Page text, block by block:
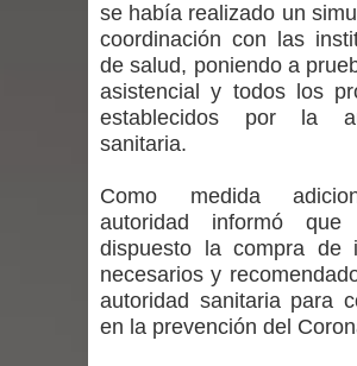
ministra de Salud por
Linares: “No dará la cara”
Seremi de Desarrollo
mantiene despliegue para
niños y adolescentes
emergencia.
Del anime al K-pop:
se había realizado un
coordinación con las
de salud, poniendo a
asistencial y todos los
establecidos por la
sanitaria.
Como medida
autoridad informó
dispuesto la compra de
necesarios y
autoridad sanitaria para
en la prevención del